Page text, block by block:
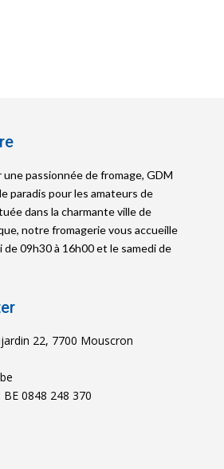
une passionnée de fromage, GDM
paradis pour les amateurs de
dans la charmante ville de
notre fromagerie vous accueille
de 09h30 à 16h00 et le samedi de
22, 7700 Mouscron
0848 248 370